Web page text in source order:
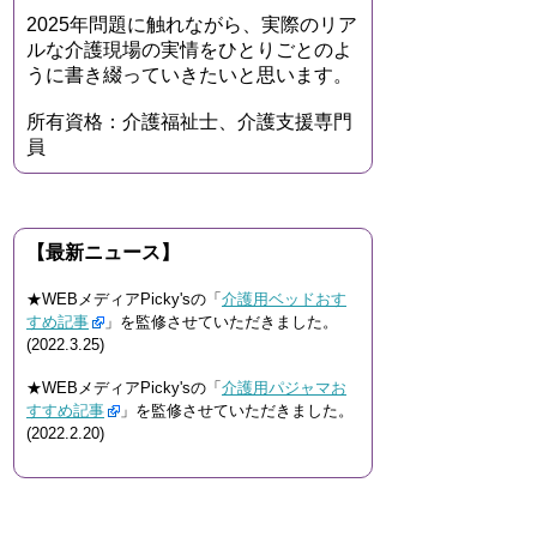
2025年問題に触れながら、実際のリア
ルな介護現場の実情をひとりごとのよ
うに書き綴っていきたいと思います。
所有資格：介護福祉士、介護支援専門
員
【最新ニュース】
★WEBメディアPicky'sの「 介護用ベッドおす
すめ記事
」を監修させていただきました。
(2022.3.25)
★WEBメディアPicky'sの「 介護用パジャマお
すすめ記事
」を監修させていただきました。
(2022.2.20)